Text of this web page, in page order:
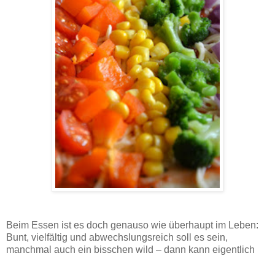
Beim Essen ist es doch genauso wie überhaupt im Leben:
Bunt, vielfältig und abwechslungsreich soll es sein,
manchmal auch ein bisschen wild – dann kann eigentlich